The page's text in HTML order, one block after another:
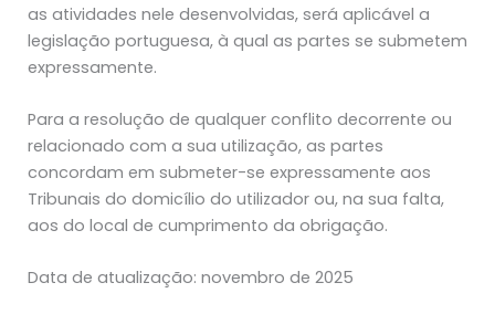
as atividades nele desenvolvidas, será aplicável a
legislação portuguesa, à qual as partes se submetem
expressamente.
Para a resolução de qualquer conflito decorrente ou
relacionado com a sua utilização, as partes
concordam em submeter-se expressamente aos
Tribunais do domicílio do utilizador ou, na sua falta,
aos do local de cumprimento da obrigação.
Data de atualização: novembro de 2025